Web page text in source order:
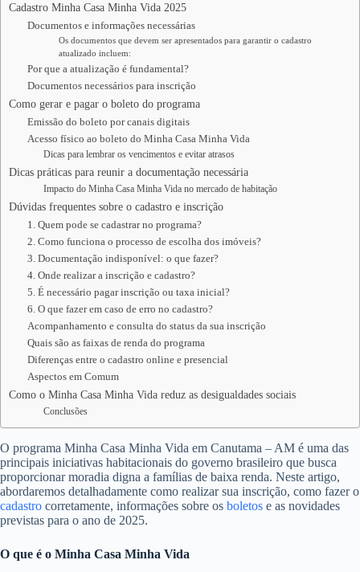
Cadastro Minha Casa Minha Vida 2025
Documentos e informações necessárias
Os documentos que devem ser apresentados para garantir o cadastro
atualizado incluem:
Por que a atualização é fundamental?
Documentos necessários para inscrição
Como gerar e pagar o boleto do programa
Emissão do boleto por canais digitais
Acesso físico ao boleto do Minha Casa Minha Vida
Dicas para lembrar os vencimentos e evitar atrasos
Dicas práticas para reunir a documentação necessária
Impacto do Minha Casa Minha Vida no mercado de habitação
Dúvidas frequentes sobre o cadastro e inscrição
1. Quem pode se cadastrar no programa?
2. Como funciona o processo de escolha dos imóveis?
3. Documentação indisponível: o que fazer?
4. Onde realizar a inscrição e cadastro?
5. É necessário pagar inscrição ou taxa inicial?
6. O que fazer em caso de erro no cadastro?
Acompanhamento e consulta do status da sua inscrição
Quais são as faixas de renda do programa
Diferenças entre o cadastro online e presencial
Aspectos em Comum
Como o Minha Casa Minha Vida reduz as desigualdades sociais
Conclusões
O programa Minha Casa Minha Vida em Canutama – AM é uma das
principais iniciativas habitacionais do governo brasileiro que busca
proporcionar moradia digna a famílias de baixa renda. Neste artigo,
abordaremos detalhadamente como realizar sua inscrição, como fazer o
cadastro corretamente, informações sobre os boletos e as novidades
previstas para o ano de 2025.
O que é o Minha Casa Minha Vida